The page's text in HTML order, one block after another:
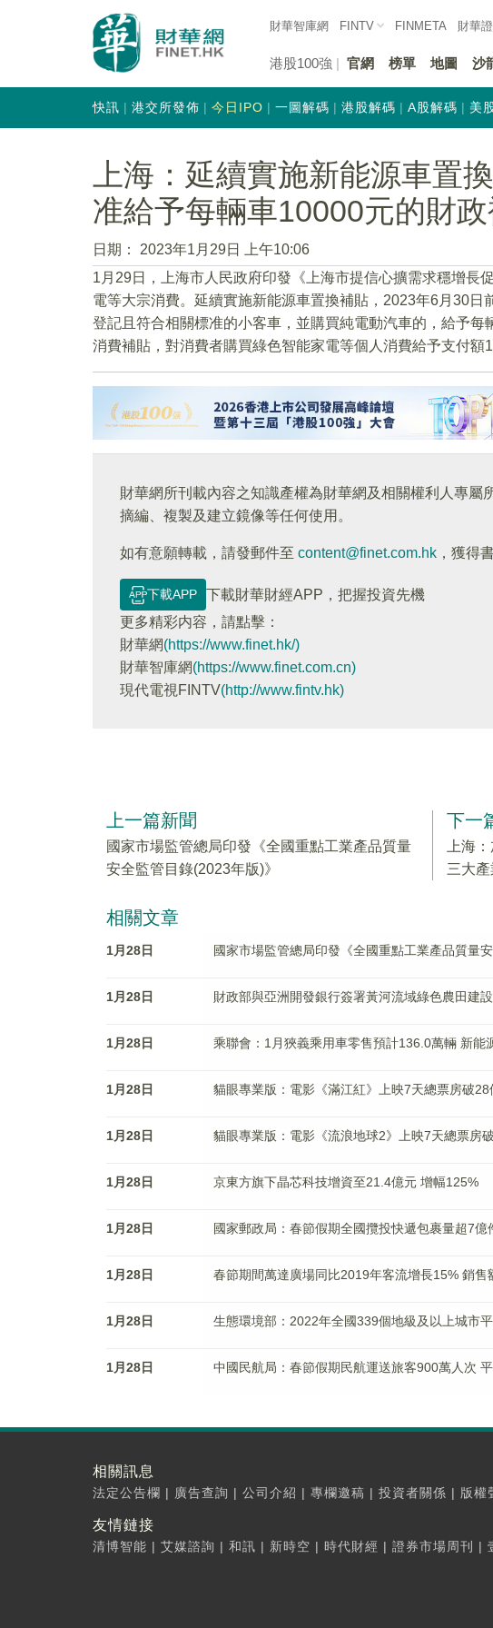
財華智庫網 FINTV FINMETA 財華
港股100強 官網 榜單 地圖 沙
快訊 港交所發佈 今日IPO 一圖解碼 港股解碼 A股解碼 美
上海：延續實施新能源車置
准給予每輛車10000元的財
日期：
2023年1月29日 上午10:06
1月29日，上海市人民政府印發《上海市提信心擴需求穩增長
電等大宗消費。延續實施新能源車置換補貼，2023年6月30
登記且符合相關標准的小客車，並購買純電動汽車的，給予
消費補貼，對消費者購買綠色智能家電等個人消費給予支付額
財華網所刊載內容之知識產權為財華網及相關權利人專屬
摘編、複製及建立鏡像等任何使用。
如有意願轉載，請發郵件至 content@finet.com.hk ，獲得
下載APP
下載財華財經APP，把握投資先機
更多精彩内容，請點擊：
財華網(https://www.finet.hk/)
財華智庫網(https://www.finet.com.cn)
現代電視FINTV(http://www.fintv.hk)
上一篇新聞
國家市場監管總局印發《全國重點工業產品質量
安全監管目錄(2023年版)》
下一
上海
三大
相關文章
1月28日 國家市場監管總局印發《全國重點工業產品質量
1月28日 財政部與亞洲開發銀行簽署黃河流域綠色農田建
1月28日 乘聯會：1月狹義乘用車零售預計136.0萬輛 新能
1月28日 貓眼專業版：電影《滿江紅》上映7天總票房破28
1月28日 貓眼專業版：電影《流浪地球2》上映7天總票房
1月28日 京東方旗下晶芯科技增資至21.4億元 增幅125%
1月28日 國家郵政局：春節假期全國攬投快遞包裹量超7億
1月28日 春節期間萬達廣場同比2019年客流增長15% 銷售
1月28日 生態環境部：2022年全國339個地級及以上城市
1月28日 中國民航局：春節假期民航運送旅客900萬人次
相關訊息
法定公告欄 | 廣告查詢 | 公司介紹 | 專欄邀稿 | 投資者關係 | 版權
友情鏈接
清博智能 | 艾媒諮詢 | 和訊 | 新時空 | 時代財經 | 證券市場周刊 |